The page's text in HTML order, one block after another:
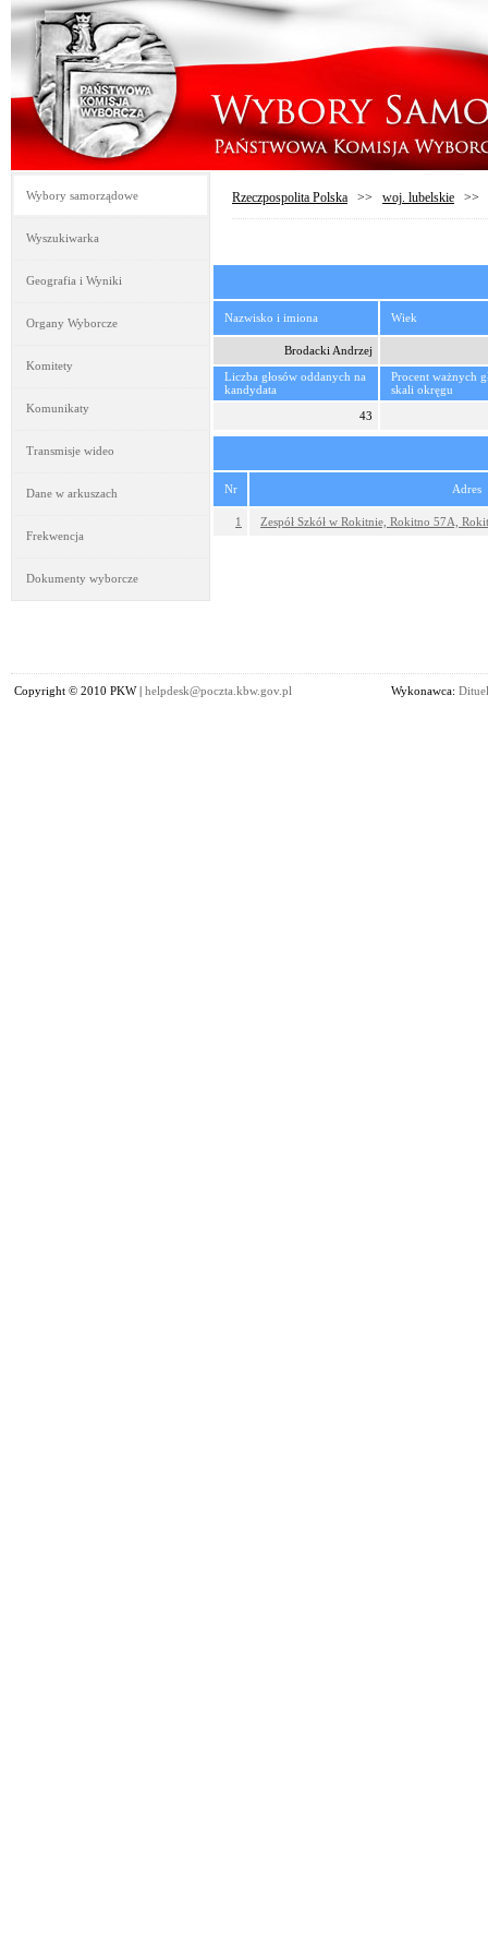
Wybory samorządowe
Wyszukiwarka
Geografia i Wyniki
Organy Wyborcze
Komitety
Komunikaty
Transmisje wideo
Dane w arkuszach
Frekwencja
Dokumenty wyborcze
Rzeczpospolita Polska >> woj. lubelskie >>
Nazwisko i imiona Wiek
Brodacki Andrzej
Liczba głosów oddanych na
kandydata
Procent ważnych
skali okręgu
43
Nr Adres
1 Zespół Szkół w Rokitnie, Rokitno 57A,
Copyright © 2010 PKW | helpdesk@poczta.kbw.gov.pl Wykonawca: